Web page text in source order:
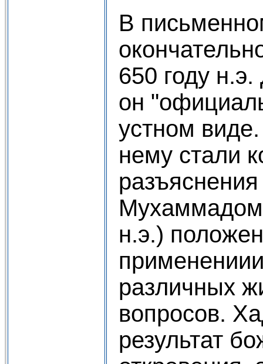
В
650 году
он
устном
нему стали
Мухаммадом
н.э.)
различных
вопросов.
результат